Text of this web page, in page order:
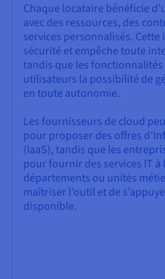
Chaque locataire bénéficie
avec des ressources, des
services personnalisés.
sécurité et empêche toute
tandis que les
utilisateurs la possibilité de
en toute autonomie.
Les fournisseurs de cloud
pour proposer des offres
(IaaS), tandis que les
pour fournir des services IT
départements ou unités
maîtriser l’outil et de
disponible.